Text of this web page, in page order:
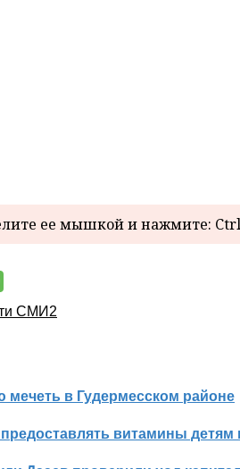
ее мышкой и нажмите:
СМИ2
в Гудермесском районе
витамины детям